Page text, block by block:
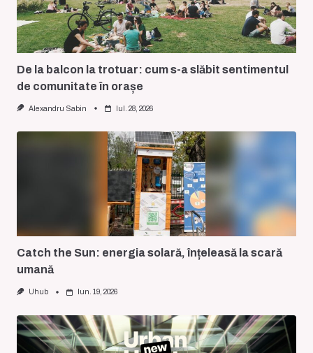
De la balcon la trotuar: cum s-a slăbit sentimentul
de comunitate în orașe
Alexandru Sabin Iul. 28, 2026
Catch the Sun: energia solară, înțeleasă la scară
umană
Uhub Iun. 19, 2026